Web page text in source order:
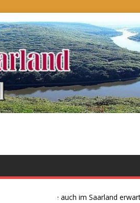
Bauernproteste auch im Saarland erwartet